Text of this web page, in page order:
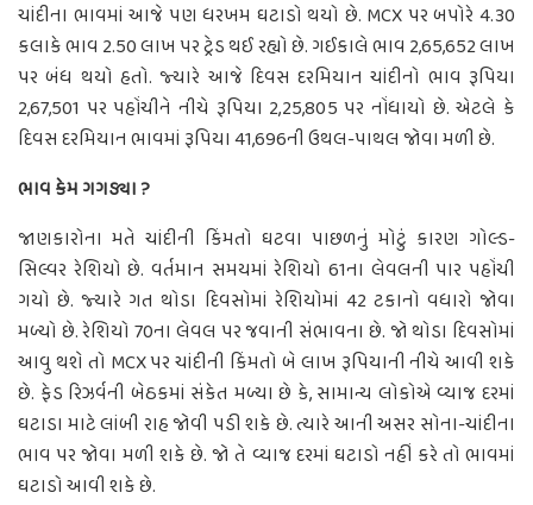
ચાંદીના ભાવમાં આજે પણ ધરખમ ઘટાડો થયો છે. MCX પર બપોરે 4.30
કલાકે ભાવ 2.50 લાખ પર ટ્રેડ થઈ રહ્યો છે. ગઈકાલે ભાવ 2,65,652 લાખ
પર બંધ થયો હતો. જ્યારે આજે દિવસ દરમિયાન ચાંદીનો ભાવ રૂપિયા
2,67,501 પર પહોંચીને નીચે રૂપિયા 2,25,805 પર નોંધાયો છે. એટલે કે
દિવસ દરમિયાન ભાવમાં રૂપિયા 41,696ની ઉથલ-પાથલ જોવા મળી છે.
ભાવ કેમ ગગડ્યા ?
જાણકારોના મતે ચાંદીની કિંમતો ઘટવા પાછળનું મોટું કારણ ગોલ્ડ-
સિલ્વર રેશિયો છે. વર્તમાન સમયમાં રેશિયો 61ના લેવલની પાર પહોંચી
ગયો છે. જ્યારે ગત થોડા દિવસોમાં રેશિયોમાં 42 ટકાનો વધારો જોવા
મળ્યો છે. રેશિયો 70ના લેવલ પર જવાની સંભાવના છે. જો થોડા દિવસોમાં
આવુ થશે તો MCX પર ચાંદીની કિંમતો બે લાખ રૂપિયાની નીચે આવી શકે
છે. ફેડ રિઝર્વની બેઠકમાં સંકેત મળ્યા છે કે, સામાન્ય લોકોએ વ્યાજ દરમાં
ઘટાડા માટે લાંબી રાહ જોવી પડી શકે છે. ત્યારે આની અસર સોના-ચાંદીના
ભાવ પર જોવા મળી શકે છે. જો તે વ્યાજ દરમાં ઘટાડો નહીં કરે તો ભાવમાં
ઘટાડો આવી શકે છે.